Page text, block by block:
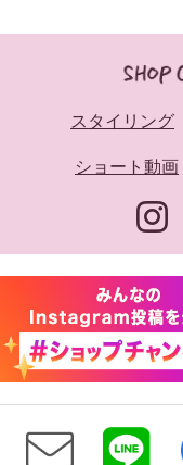
スタイリング
ショート動画